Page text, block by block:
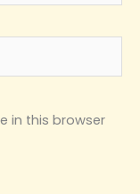
in this browser